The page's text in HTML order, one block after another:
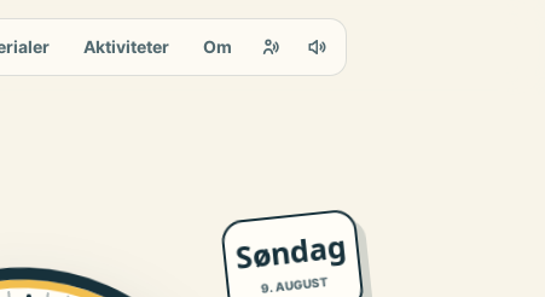
Aktiviteter Om
Søndag
9. AUGUST